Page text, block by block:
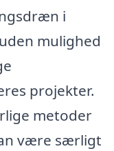
i
mulighed
projekter.
metoder
være særligt